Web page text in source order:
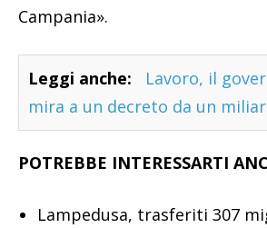
Campania».
Leggi anche:
Lavoro, il
mira a un decreto da un
POTREBBE INTERESSARTI
Lampedusa, trasferiti 307